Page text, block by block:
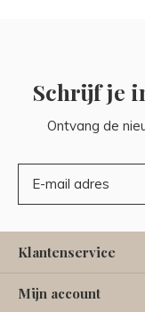
Schrijf je
Ontvang de
Klantenservice
Mijn account